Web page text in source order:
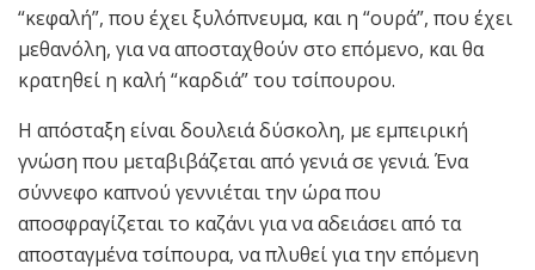
“κεφαλή”, που έχει ξυλόπνευμα, και η “ουρά”, που έχει
μεθανόλη, για να αποσταχθούν στο επόμενο, και θα
κρατηθεί η καλή “καρδιά” του τσίπουρου.
Η απόσταξη είναι δουλειά δύσκολη, με εμπειρική
γνώση που μεταβιβάζεται από γενιά σε γενιά. Ένα
σύννεφο καπνού γεννιέται την ώρα που
αποσφραγίζεται το καζάνι για να αδειάσει από τα
αποσταγμένα τσίπουρα, να πλυθεί για την επόμενη